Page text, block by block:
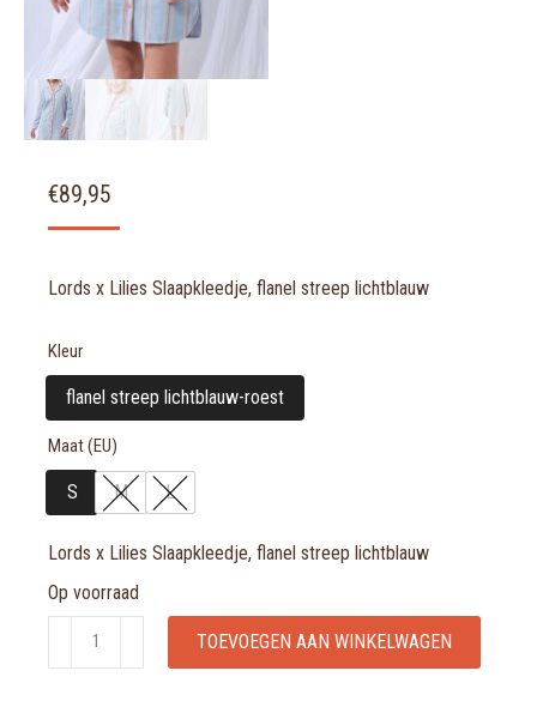
€89,95
Lords x Lilies Slaapkleedje, flanel streep lichtblauw
Kleur
flanel streep lichtblauw-roest
Maat (EU)
S M L
Lords x Lilies Slaapkleedje, flanel streep lichtblauw
Op voorraad
x
TOEVOEGEN AAN WINKELWAGEN